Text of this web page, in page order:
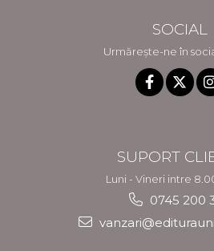
SOCIAL
Urmărește-ne în
SUPORT
Luni - Vineri intre
0745 200